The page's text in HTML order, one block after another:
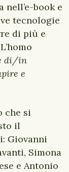
book e
tecnologie
di più e
di/in
e
che si
il
Giovanni
Simona
e Antonio